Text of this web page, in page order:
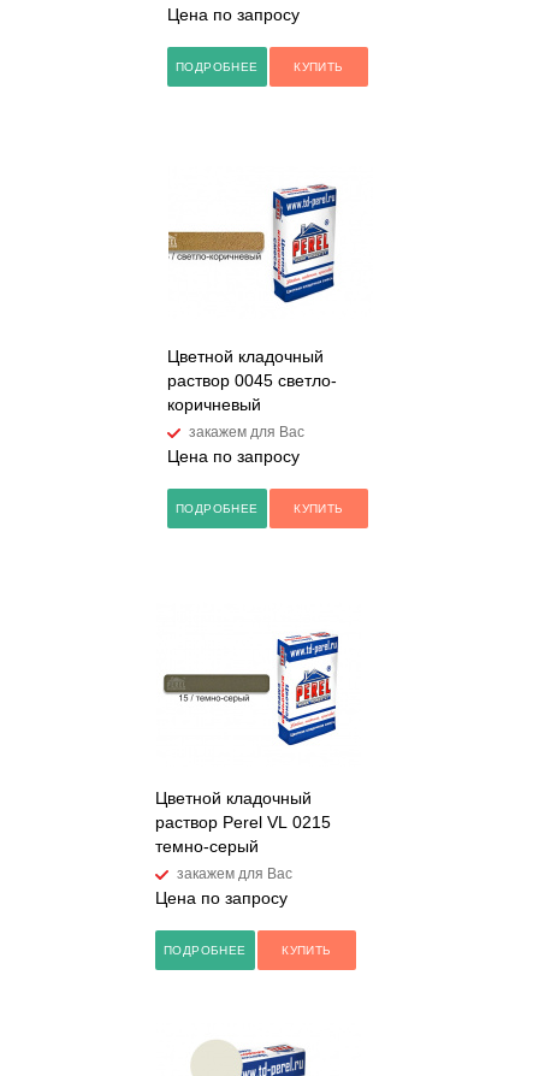
Цена по запросу
ПОДРОБНЕЕ КУПИТЬ
Цветной кладочный
раствор 0045 светло-
коричневый
закажем для Вас
Цена по запросу
ПОДРОБНЕЕ КУПИТЬ
Цветной кладочный
раствор Perel VL 0215
темно-серый
закажем для Вас
Цена по запросу
ПОДРОБНЕЕ КУПИТЬ